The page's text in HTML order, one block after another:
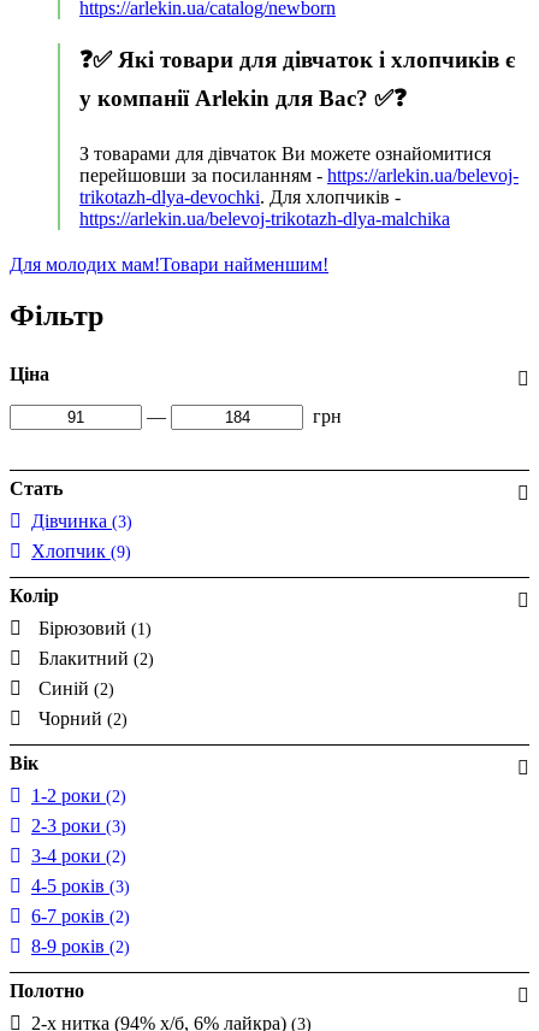
https://arlekin.ua/catalog/newborn
❓✅ Які товари для дівчаток і хлопчиків є
у компанії Arlekin для Вас? ✅❓
З товарами для дівчаток Ви можете ознайомитися
перейшовши за посиланням - https://arlekin.ua/belevoj-
trikotazh-dlya-devochki. Для хлопчиків -
https://arlekin.ua/belevoj-trikotazh-dlya-malchika
Для молодих мам!Товари найменшим!
Фільтр
Ціна
— грн
Стать
Дівчинка (3)
Хлопчик (9)
Колір
Бірюзовий (1)
Блакитний (2)
Синій (2)
Чорний (2)
Вік
1-2 роки (2)
2-3 роки (3)
3-4 роки (2)
4-5 років (3)
6-7 років (2)
8-9 років (2)
Полотно
2-х нитка (94% х/б, 6% лайкра) (3)